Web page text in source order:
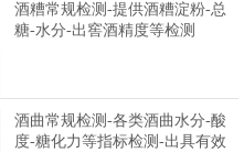
酒糟常规检测-提供酒糟淀粉-总
糖-水分-出窖酒精度等检测
酒曲常规检测-各类酒曲水分-酸
度-糖化力等指标检测-出具有效